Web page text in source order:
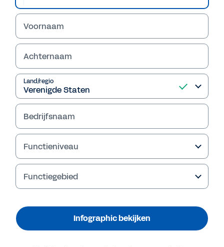
Infographic bekijken
Voornaam
Achternaam
Land/regio
Bedrijfsnaam
Functieniveau
Functiegebied
Infographic bekijken